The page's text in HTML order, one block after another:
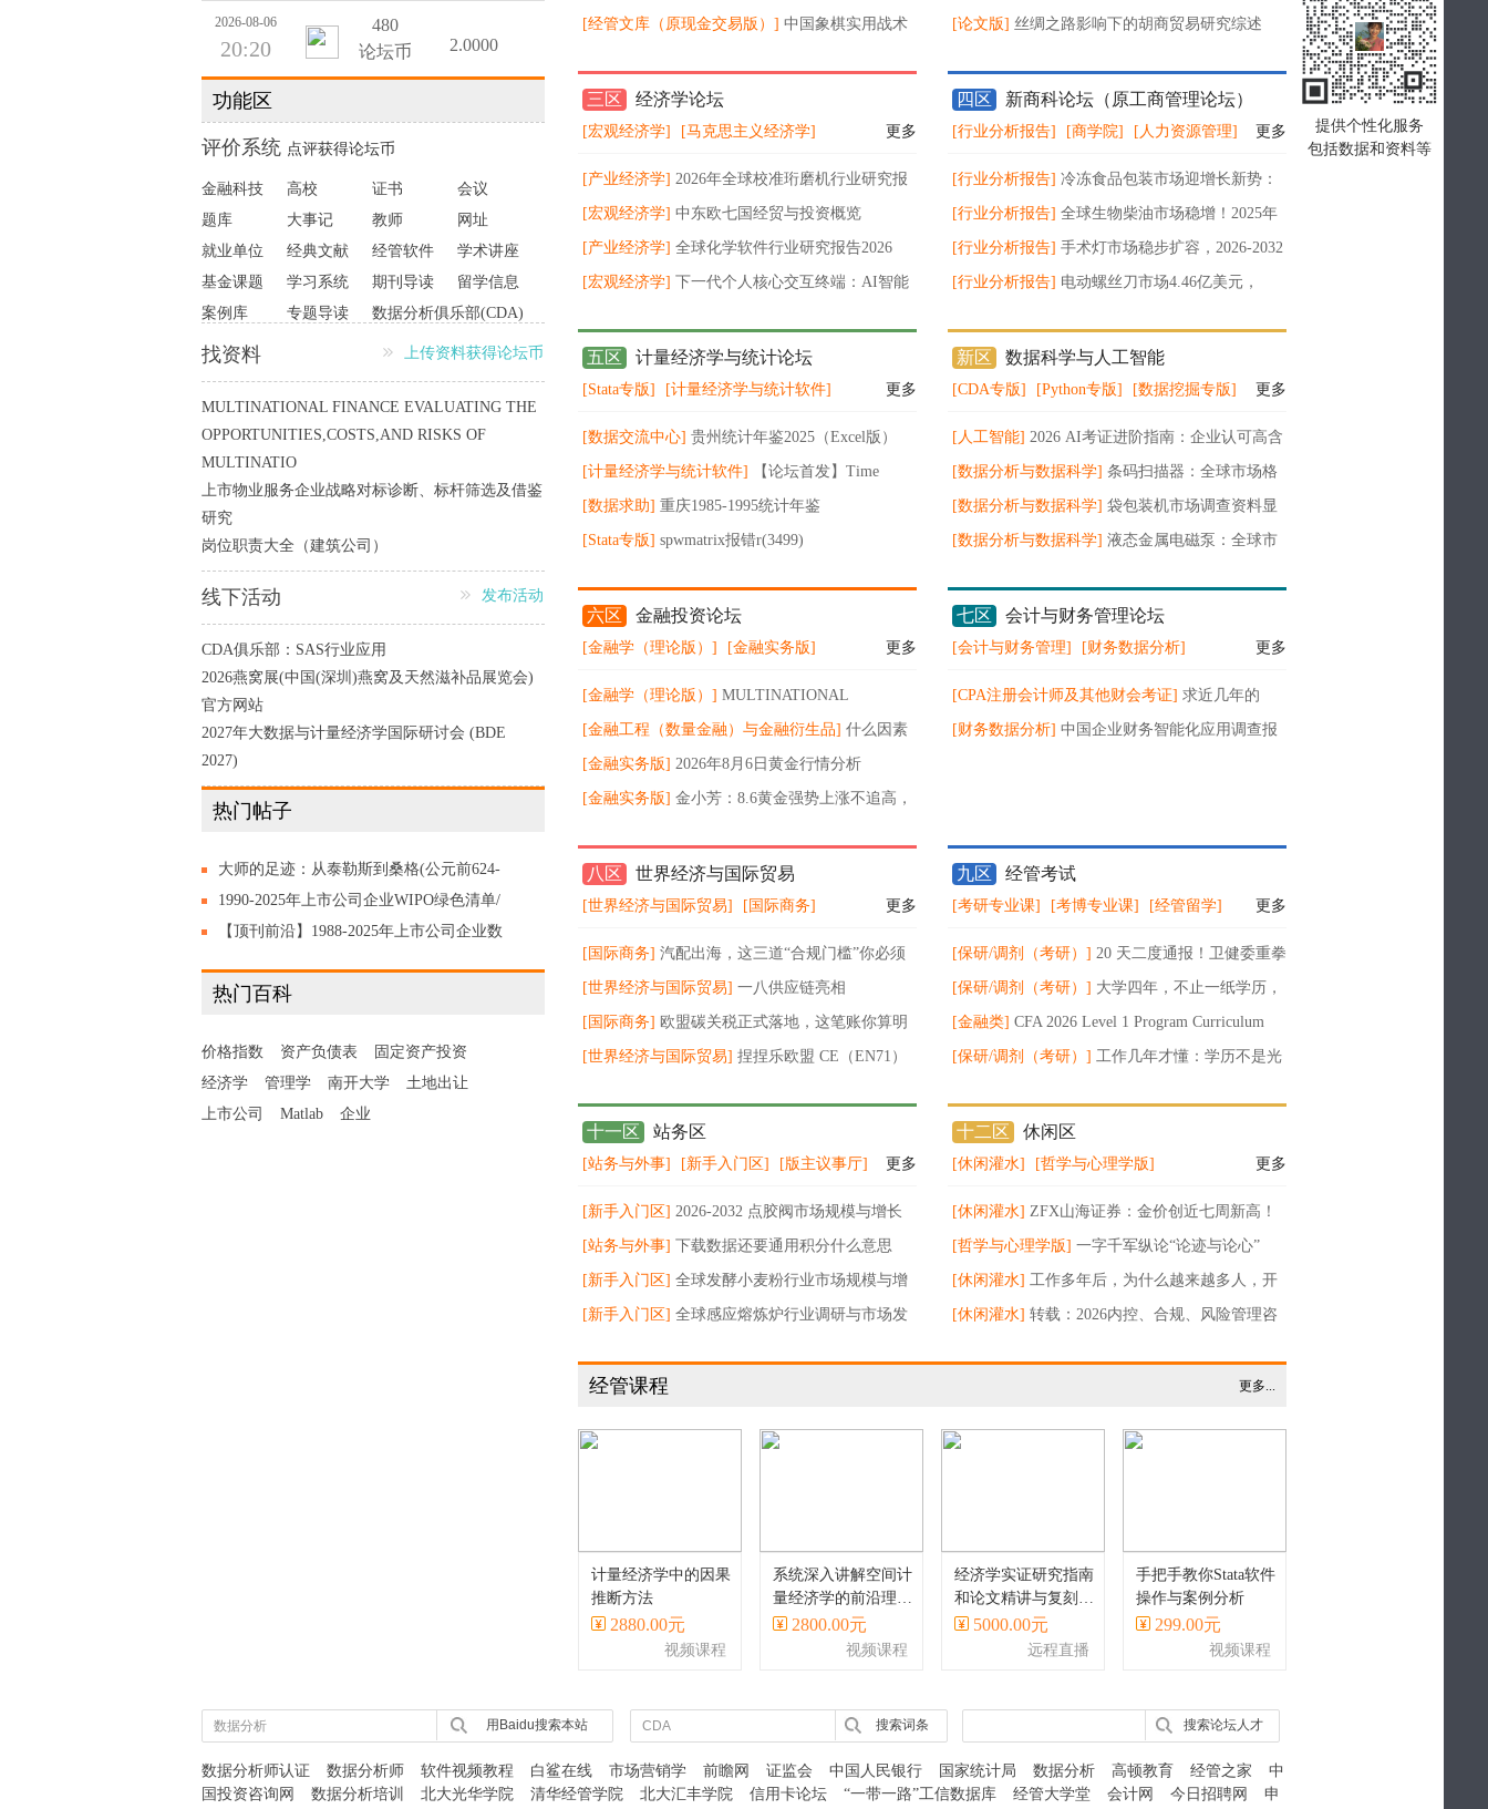
2026-08-06
20:20
480
论坛币
2.0000
2026-08-06
19:39
论坛币
0.6000
19:39
380
0.6000
2026-08-06
19:39
380
论坛币
0.6000
功能区
评价系统 点评获得论坛币
金融科技 高校 证书
会议
题库
大事记 教师
网址
就业单位
经典文献 经管软件
学术讲座
基金课题
学习系统 期刊导读
留学信息
案例库
专题导读 数据分析俱乐部(CDA)
找资料 上传资料获得论坛币
MULTINATIONAL FINANCE EVALUATING THE
OPPORTUNITIES,COSTS,AND RISKS OF
MULTINATIO
上市物业服务企业战略对标诊断、标杆筛选及借鉴
研究
岗位职责大全（建筑公司）
线下活动 发布活动
CDA俱乐部：SAS行业应用
2026燕窝展(中国(深圳)燕窝及天然滋补品展览会)
官方网站
2027年大数据与计量经济学国际研讨会 (BDE
2027)
热门帖子
大师的足迹：从泰勒斯到桑格(公元前624-
公元2013年) 陈志谦 陈乐濛 编著，2020
1990-2025年上市公司企业WIPO绿色清单/
绿色专利/绿色创新数量统计，附原始数据
【顶刊前沿】1988-2025年上市公司企业数
数据!
热门百科
价格指数 资产负债表
固定资产投资
经济学
管理学 南开大学
土地出让
上市公司
Matlab 企业
巧
[经管文库（原现金交易版）] 中国象棋实用战术 综合类资料50份
[论文版] 丝绸之路影响下的胡商贸易研究综述
三区 经济学论坛
[宏观经济学] [马克思主义经济学] 更多
[产业经济学] 2026年全球校准珩磨机行业研究报
告
[宏观经济学] 中东欧七国经贸与投资概览
[产业经济学] 全球化学软件行业研究报告2026
[宏观经济学] 下一代个人核心交互终端：AI智能
四区 新商科论坛（原工商管理论坛）
[行业分析报告] [商学院] [人力资源管理] 更多
[行业分析报告] 冷冻食品包装市场迎增长新势：
2026-2032年复合增长率6.9%，2032年将达179.6
亿美元
[行业分析报告] 全球生物柴油市场稳增！2025年
规模875.8亿美元，2026-2032年复合增长率锁定
5.5%
[行业分析报告] 手术灯市场稳步扩容，2026-2032
年复合增长率5.0%，2032年规模直指13.62亿美元
[行业分析报告] 电动螺丝刀市场4.46亿美元，
五区 计量经济学与统计论坛
[Stata专版] [计量经济学与统计软件] 更多
[数据交流中心] 贵州统计年鉴2025（Excel版）
[计量经济学与统计软件] 【论坛首发】Time
Series for Economics and Finance by Oliver Linton
[数据求助] 重庆1985-1995统计年鉴
[Stata专版] spwmatrix报错r(3499)
是什么怎么解决
新区 数据科学与人工智能
[CDA专版] [Python专版] [数据挖掘专版] 更多
[人工智能] 2026 AI考证进阶指南：企业认可高含
金量证书全梳理
[数据分析与数据科学] 条码扫描器：全球市场格
局、技术演进与增长前景深度洞察（2026-2032）
[数据分析与数据科学] 袋包装机市场调查资料显
示：规模从1245增至1604百万美元, 如何破局？
[数据分析与数据科学] 液态金属电磁泵：全球市
六区 金融投资论坛
[金融学（理论版）] [金融实务版] 更多
[金融学（理论版）] MULTINATIONAL
FINANCE EVALUATING THE
OPPORTUNITIES,COSTS,AND RISKS OF
MULTINATIO
[金融工程（数量金融）与金融衍生品] 什么因素
决定投资伦敦金的盈亏？
[金融实务版] 2026年8月6日黄金行情分析
[金融实务版] 金小芳：8.6黄金强势上涨不追高，
七区 会计与财务管理论坛
[会计与财务管理] [财务数据分析] 更多
[CPA注册会计师及其他财会考证] 求近几年的
CPA财务管理教材电子版
[财务数据分析] 中国企业财务智能化应用调查报
八区 世界经济与国际贸易
[世界经济与国际贸易] [国际商务] 更多
[国际商务] 汽配出海，这三道“合规门槛”你必须
跨过 ！
[世界经济与国际贸易] 一八供应链亮相
KACE2026，以数智化物流赋能品牌出
[国际商务] 欧盟碳关税正式落地，这笔账你算明
白了吗？
[世界经济与国际贸易] 捏捏乐欧盟 CE（EN71）
指南
九区 经管考试
[考研专业课] [考博专业课] [经管留学] 更多
[保研/调剂（考研）] 20 天二度通报！卫健委重拳
打击论文工厂：没发表也重罚，多人终身禁赛
[保研/调剂（考研）] 大学四年，不止一纸学历，
更要搭建属于你的长期竞争力
[金融类] CFA 2026 Level 1 Program Curriculum
vol1-10
[保研/调剂（考研）] 工作几年才懂：学历不是光
十一区 站务区
[站务与外事] [新手入门区] [版主议事厅] 更多
[新手入门区] 2026‑2032 点胶阀市场规模与增长
预测分析
[站务与外事] 下载数据还要通用积分什么意思
[新手入门区] 全球发酵小麦粉行业市场规模与增
长预测
[新手入门区] 全球感应熔炼炉行业调研与市场发
十二区 休闲区
[休闲灌水] [哲学与心理学版] 更多
[休闲灌水] ZFX山海证券：金价创近七周新高！
[哲学与心理学版] 一字千军纵论“论迹与论心”
[休闲灌水] 工作多年后，为什么越来越多人，开
始重新规划人生？
[休闲灌水] 转载：2026内控、合规、风险管理咨
经管课程 更多...
计量经济学中的因果
推断方法
2880.00元
视频课程
系统深入讲解空间计
量经济学的前沿理论
与方法、主流软件、
应用案例等
2800.00元
视频课程
经济学实证研究指南
和论文精讲与复刻丨
Stata实现
5000.00元
远程直播
手把手教你Stata软件
操作与案例分析
299.00元
视频课程
用Baidu搜索本站 搜索词条 搜索论坛人才
数据分析师认证 数据分析师 软件视频教程 白鲨在线 市场营销学 前瞻网 证监会 中国人民银行 国家统计局 数据分析 高顿教育 经管之家
中
国投资咨询网
数据分析培训 北大光华学院 清华经管学院 北大汇丰学院 信用卡论坛 “一带一路”工信数据库 经管大学堂 会计网 今日招聘网 申
提供个性化服务
包括数据和资料等